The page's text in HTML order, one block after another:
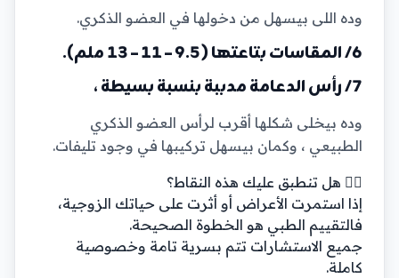
وده اللى بيسهل من دخولها في العضو الذكري.
6/ المقاسات بتاعتها (9.5 – 11 – 13 ملم).
7/ رأس الدعامة مدببة بنسبة بسيطة ،
وده بيخلى شكلها أقرب لرأس العضو الذكري
الطبيعي ، وكمان بيسهل تركيبها في وجود تليفات.
👨‍⚕️ هل تنطبق عليك هذه النقاط؟
إذا استمرت الأعراض أو أثرت على حياتك الزوجية،
فالتقييم الطبي هو الخطوة الصحيحة.
جميع الاستشارات تتم بسرية تامة وخصوصية
كاملة.